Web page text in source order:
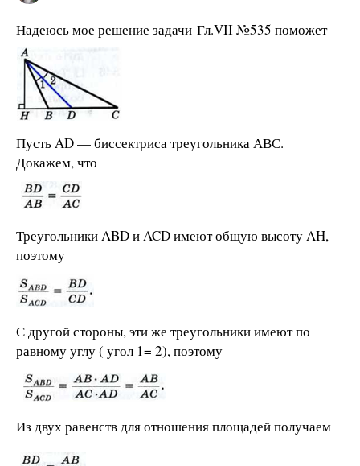
Надеюсь мое решение задачи Гл.VII №535 поможет
Пусть AD — биссектриса треугольника АВС.
Докажем, что
Треугольники ABD и ACD имеют общую высоту AH,
поэтому
С другой стороны, эти же треугольники имеют по
равному углу ( угол 1= 2), поэтому
Из двух равенств для отношения площадей получаем